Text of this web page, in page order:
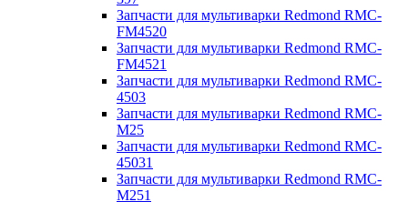
Запчасти для мультиварки Redmond RMC-
FM4520
Запчасти для мультиварки Redmond RMC-
FM4521
Запчасти для мультиварки Redmond RMC-
4503
Запчасти для мультиварки Redmond RMC-
M25
Запчасти для мультиварки Redmond RMC-
45031
Запчасти для мультиварки Redmond RMC-
M251